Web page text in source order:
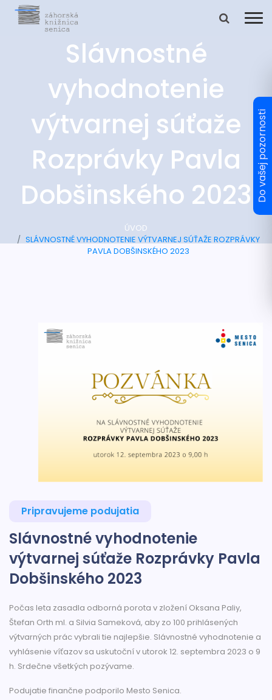
Slávnostné
vyhodnotenie
výtvarnej súťaže
Rozprávky Pavla
Dobšinského 2023
ÚVOD
SLÁVNOSTNÉ VYHODNOTENIE VÝTVARNEJ SÚŤAŽE ROZPRÁVKY
PAVLA DOBŠINSKÉHO 2023
Pripravujeme podujatia
Slávnostné vyhodnotenie
výtvarnej súťaže Rozprávky Pavla
Dobšinského 2023
Počas leta zasadla odborná porota v zložení Oksana Paliy,
Štefan Orth ml. a Silvia Sameková, aby zo 100 prihlásených
výtvarných prác vybrali tie najlepšie. Slávnostné vyhodnotenie a
vyhlásenie víťazov sa uskutoční v utorok 12. septembra 2023 o 9
h. Srdečne všetkých pozývame.
Podujatie finančne podporilo Mesto Senica.